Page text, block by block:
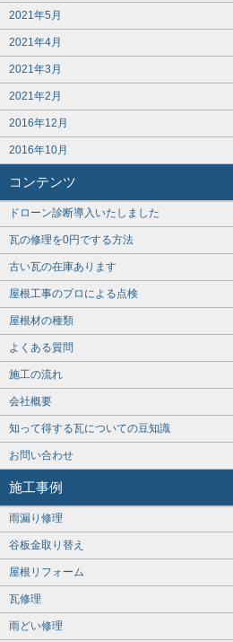
2021年5月
2021年4月
2021年3月
2021年2月
2016年12月
2016年10月
コンテンツ
ドローン診断導入いたしました
瓦の修理を0円でする方法
古い瓦の在庫あります
屋根工事のプロによる点検
屋根材の種類
よくある質問
施工の流れ
会社概要
知って得する瓦についての豆知識
お問い合わせ
施工事例
雨漏り修理
谷板金取り替え
屋根リフォーム
瓦修理
雨どい修理